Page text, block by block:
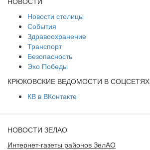
Новости столицы
События
Здравоохранение
Транспорт
Безопасность
Эхо Победы
КРЮКОВСКИЕ ВЕДОМОСТИ В СОЦСЕТЯХ
КВ в ВКонтакте
НОВОСТИ ЗЕЛАО
Интернет-газеты районов ЗелАО